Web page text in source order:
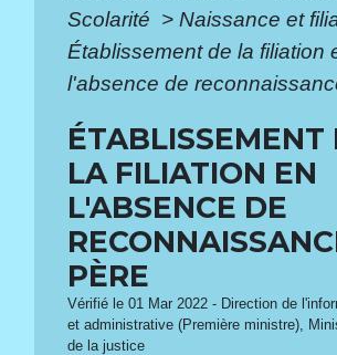
Scolarité > Naissance et
Établissement de la filiation
l'absence de
ÉTABLISSEMENT
LA FILIATION EN
L'ABSENCE DE
PÈRE
Vérifié le 01 Mar 2022 - Direction de
et administrative (Première ministre),
de la justice